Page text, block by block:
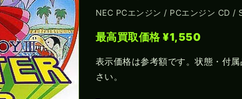
NEC PCエンジン / PCエンジン CD /
最高買取価格 ¥1,550
表示価格は参考額です。状態・付
さい。